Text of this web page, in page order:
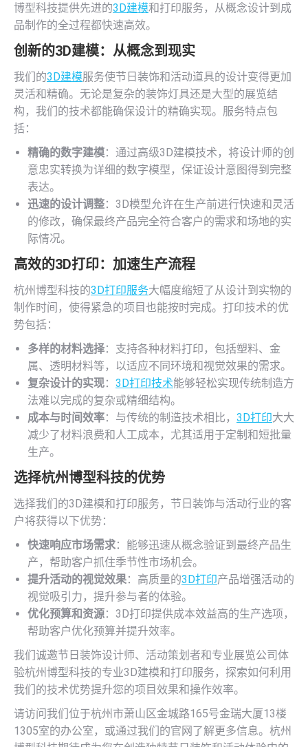
博型科技提供先进的3D建模和打印服务，从概念设计到成
品制作的全过程都快速高效。
创新的3D建模：从概念到现实
我们的3D建模服务使节日装饰和活动道具的设计变得更加
灵活和精确。无论是复杂的装饰灯具还是大型的展览结
构，我们的技术都能确保设计的精确实现。服务特点包
括：
精确的数字建模：通过高级3D建模技术，将设计师的创
意忠实转换为详细的数字模型，保证设计意图得到完整
表达。
迅速的设计调整：3D模型允许在生产前进行快速和灵活
的修改，确保最终产品完全符合客户的需求和场地的实
际情况。
高效的3D打印：加速生产流程
杭州博型科技的3D打印服务大幅度缩短了从设计到实物的
制作时间，使得紧急的项目也能按时完成。打印技术的优
势包括：
多样的材料选择：支持各种材料打印，包括塑料、金
属、透明材料等，以适应不同环境和视觉效果的需求。
复杂设计的实现： 3D打印技术能够轻松实现传统制造方
法难以完成的复杂或精细结构。
成本与时间效率：与传统的制造技术相比， 3D打印大大
减少了材料浪费和人工成本，尤其适用于定制和短批量
生产。
选择杭州博型科技的优势
选择我们的3D建模和打印服务，节日装饰与活动行业的客
户将获得以下优势：
快速响应市场需求：能够迅速从概念验证到最终产品生
产，帮助客户抓住季节性市场机会。
提升活动的视觉效果：高质量的3D打印产品增强活动的
视觉吸引力，提升参与者的体验。
优化预算和资源：3D打印提供成本效益高的生产选项，
帮助客户优化预算并提升效率。
我们诚邀节日装饰设计师、活动策划者和专业展览公司体
验杭州博型科技的专业3D建模和打印服务，探索如何利用
我们的技术优势提升您的项目效果和操作效率。
请访问我们位于杭州市萧山区金城路165号金瑞大厦13楼
1305室的办公室，或通过我们的官网了解更多信息。杭州